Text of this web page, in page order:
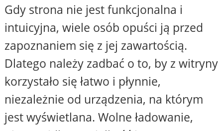
Gdy strona nie jest funkcjonalna i
intuicyjna, wiele osób opuści ją przed
zapoznaniem się z jej zawartością.
Dlatego należy zadbać o to, by z witryny
korzystało się łatwo i płynnie,
niezależnie od urządzenia, na którym
jest wyświetlana. Wolne ładowanie,